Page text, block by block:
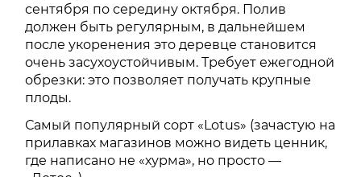
сентября по середину октября. Полив
должен быть регулярным, в дальнейшем
после укоренения это деревце становится
очень засухоустойчивым. Требует ежегодной
обрезки: это позволяет получать крупные
плоды.
Самый популярный сорт «Lotus» (зачастую на
прилавках магазинов можно видеть ценник,
где написано не «хурма», но просто —